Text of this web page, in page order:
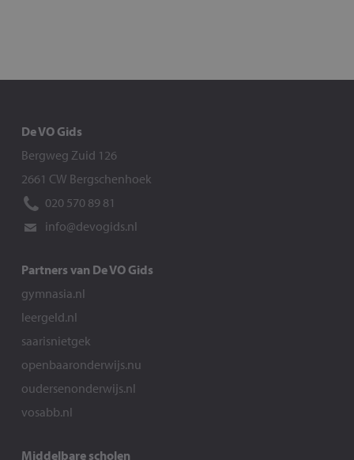
De VO Gids
Bergweg Zuid 126
2661 CW Bergschenhoek
020 570 89 81
info@devogids.nl
Partners van De VO Gids
gymnasia.nl
leergeld.nl
saarisnietgek
openbaaronderwijs.nu
oudersenonderwijs.nl
vosabb.nl
Middelbare scholen